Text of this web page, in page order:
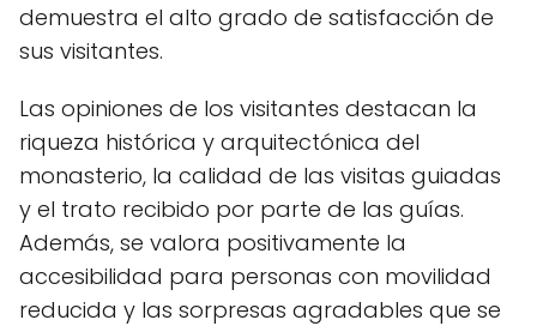
demuestra el alto grado de satisfacción de
sus visitantes.
Las opiniones de los visitantes destacan la
riqueza histórica y arquitectónica del
monasterio, la calidad de las visitas guiadas
y el trato recibido por parte de las guías.
Además, se valora positivamente la
accesibilidad para personas con movilidad
reducida y las sorpresas agradables que se